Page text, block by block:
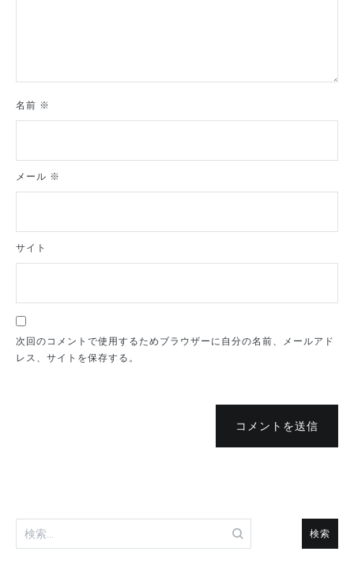
名前 ※
メール ※
サイト
次回のコメントで使用するためブラウザーに自分の名前、メールアド
レス、サイトを保存する。
コメントを送信
検
索: